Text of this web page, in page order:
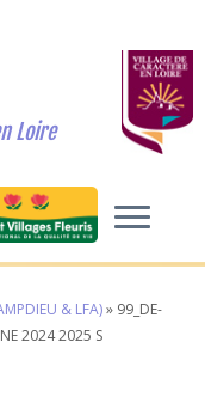
Loire
& LFA)» 99_DE-
2024 2025 S